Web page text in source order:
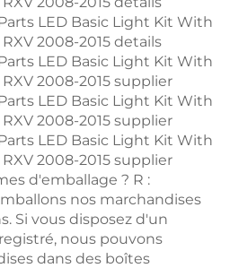
d'emballage ? R :
nos marchandises
Si vous disposez d'un
nous pouvons
dans des boîtes